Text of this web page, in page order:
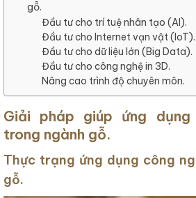
gỗ.
Đầu tư cho trí tuệ nhân tạo (AI).
Đầu tư cho Internet vạn vật (IoT).
Đầu tư cho dữ liệu lớn (Big Data).
Đầu tư cho công nghệ in 3D.
Nâng cao trình độ chuyên môn.
Giải pháp giúp ứng
trong ngành gỗ.
Thực trạng ứng dụng công
gỗ.